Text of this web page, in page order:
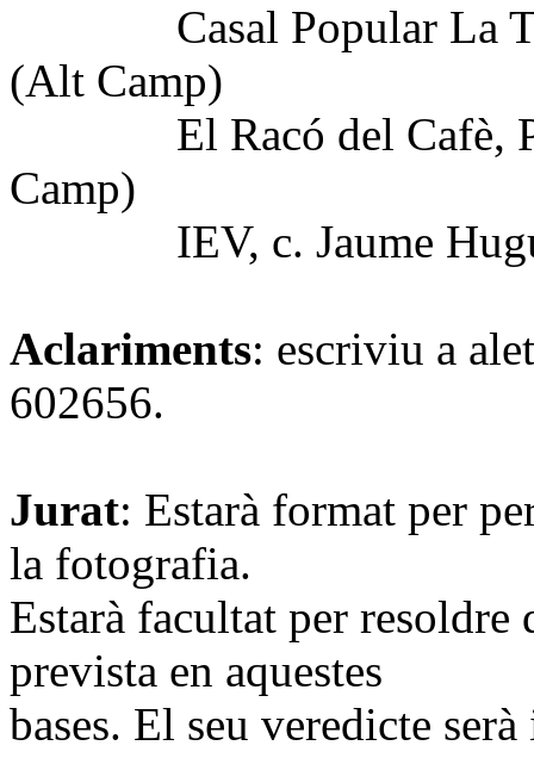
Casal Popular La
(Alt Camp)
El Racó del Cafè, Pç
Camp)
IEV, c. Jaume
Aclariments: escriviu a
602656.
Jurat: Estarà format per
la fotografia.
Estarà facultat per
prevista en aquestes
bases. El seu veredicte